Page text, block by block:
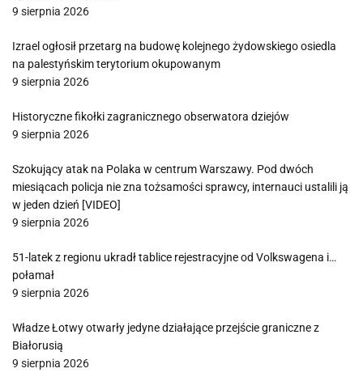
9 sierpnia 2026
Izrael ogłosił przetarg na budowę kolejnego żydowskiego osiedla
na palestyńskim terytorium okupowanym
9 sierpnia 2026
Historyczne fikołki zagranicznego obserwatora dziejów
9 sierpnia 2026
Szokujący atak na Polaka w centrum Warszawy. Pod dwóch
miesiącach policja nie zna tożsamości sprawcy, internauci ustalili ją
w jeden dzień [VIDEO]
9 sierpnia 2026
51-latek z regionu ukradł tablice rejestracyjne od Volkswagena i…
połamał
9 sierpnia 2026
Władze Łotwy otwarły jedyne działające przejście graniczne z
Białorusią
9 sierpnia 2026